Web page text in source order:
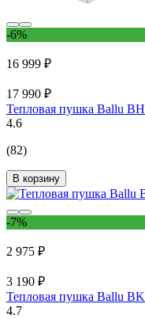
-6%
16 999 ₽
17 990 ₽
Тепловая пушка Ballu
4.6
(82)
В корзину
-7%
2 975 ₽
3 190 ₽
Тепловая пушка Ballu
4.7